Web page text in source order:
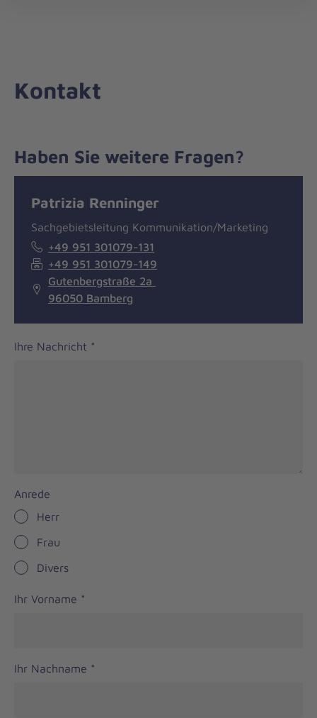
zum
Kontakt
Haben Sie weitere Fragen?
Patrizia Renninger
Sachgebietsleitung Kommunikation/Marketing
+49 951 301079-131
+49 951 301079-149
Gutenbergstraße 2a
96050 Bamberg
Ihre Nachricht *
Anrede
Herr
Frau
Divers
Ihr Vorname *
Ihr Nachname *